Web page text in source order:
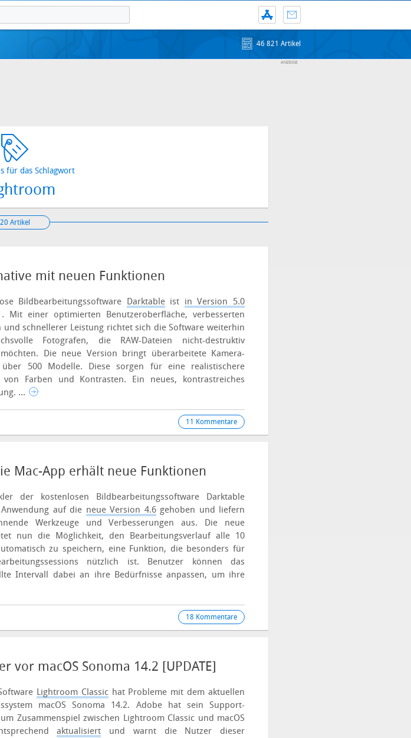
46 821 Artikel
für das Schlagwort
20 Artikel
mit neuen Funktionen
Bildbearbeitungssoftware Darktableist in Version 5.0
. Mit einer optimierten Benutzeroberfläche, verbesserten
und schnellerer Leistung richtet sich die Software weiterhin
Fotografen, die RAW-Dateien nicht-destruktiv
Die neue Version bringt überarbeitete Kamera-
500 Modelle. Diese sorgen für eine realistischere
von Farben und Kontrasten. Ein neues, kontrastreiches
...
11 Kommentare
Mac-App erhält neue Funktionen
der kostenlosen Bildbearbeitungssoftware Darktable
auf die neue Version 4.6gehoben und liefern
Werkzeuge und Verbesserungen aus. Die neue
nun die Möglichkeit, den Bearbeitungsverlauf alle 10
zu speichern, eine Funktion, die besonders für
nützlich ist. Benutzer können das
Intervall dabei an ihre Bedürfnisse anpassen, um ihre
18 Kommentare
vor macOS Sonoma 14.2 [UPDATE]
Lightroom Classichat Probleme mit dem aktuellen
macOS Sonoma 14.2. Adobe hat sein Support-
Zusammenspiel zwischen Lightroom Classic und macOS
aktualisiert und warnt die Nutzer dieser